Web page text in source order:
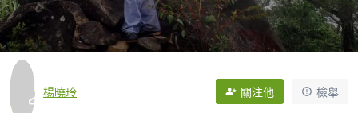
楊曉玲 關注他 檢舉